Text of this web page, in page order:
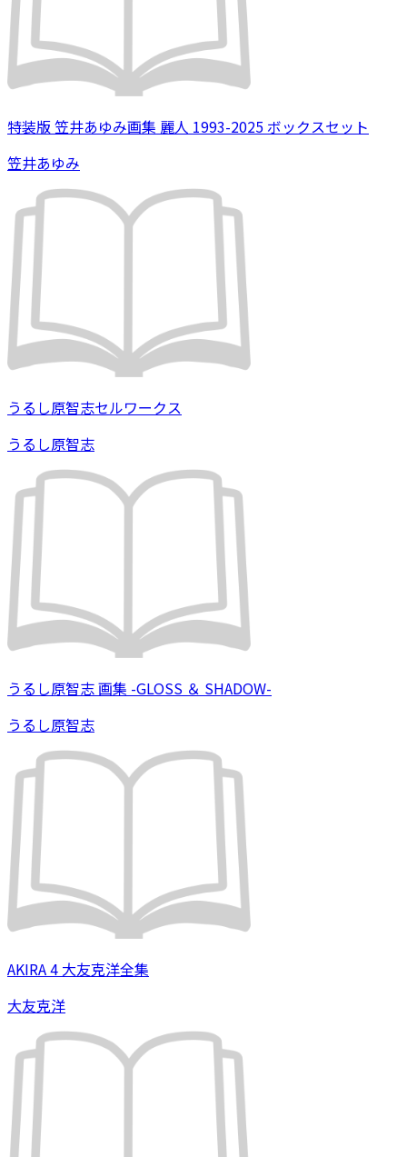
特装版 笠井あゆみ画集 麗人 1993-2025 ボックスセット
笠井あゆみ
うるし原智志セルワークス
うるし原智志
うるし原智志 画集 -GLOSS ＆ SHADOW-
うるし原智志
AKIRA 4 大友克洋全集
大友克洋